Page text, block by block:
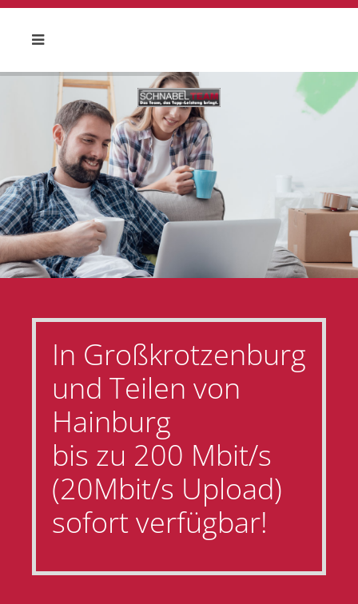
In Großkrotzenburg
und Teilen von
Hainburg
bis zu 200 Mbit/s
(20Mbit/s Upload)
sofort verfügbar!